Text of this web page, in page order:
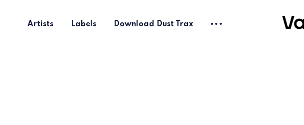
Artists Labels Download Dust Trax